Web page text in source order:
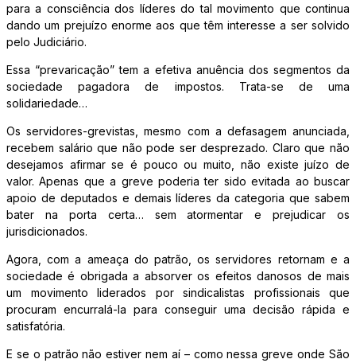
para a consciência dos líderes do tal movimento que continua
dando um prejuízo enorme aos que têm interesse a ser solvido
pelo Judiciário.
Essa “prevaricação” tem a efetiva anuência dos segmentos da
sociedade pagadora de impostos. Trata-se de uma
solidariedade…
Os servidores-grevistas, mesmo com a defasagem anunciada,
recebem salário que não pode ser desprezado. Claro que não
desejamos afirmar se é pouco ou muito, não existe juízo de
valor. Apenas que a greve poderia ter sido evitada ao buscar
apoio de deputados e demais líderes da categoria que sabem
bater na porta certa… sem atormentar e prejudicar os
jurisdicionados.
Agora, com a ameaça do patrão, os servidores retornam e a
sociedade é obrigada a absorver os efeitos danosos de mais
um movimento liderados por sindicalistas profissionais que
procuram encurralá-la para conseguir uma decisão rápida e
satisfatória.
E se o patrão não estiver nem aí – como nessa greve onde São